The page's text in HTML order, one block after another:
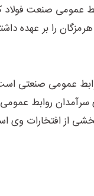
عمومی صنعت
را بر عهده
عمومی صنعتی
روابط
از افتخارات وی